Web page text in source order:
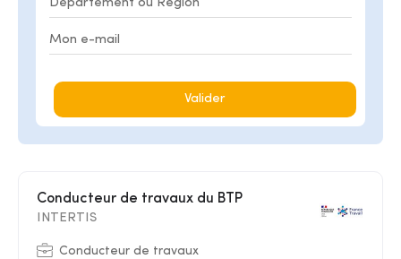
Valider
Conducteur de travaux du BTP
INTERTIS
Conducteur de travaux